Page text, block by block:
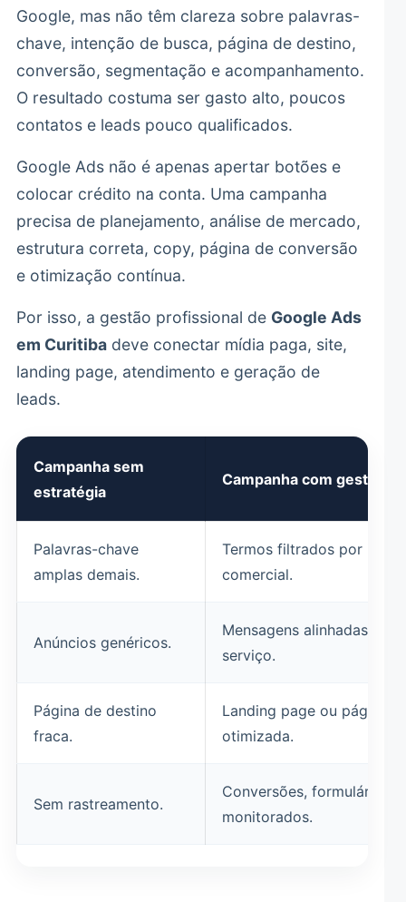
Google, mas não têm clareza sobre palavras-
chave, intenção de busca, página de destino,
conversão, segmentação e acompanhamento.
O resultado costuma ser gasto alto, poucos
contatos e leads pouco qualificados.
Google Ads não é apenas apertar botões e
colocar crédito na conta. Uma campanha
precisa de planejamento, análise de mercado,
estrutura correta, copy, página de conversão
e otimização contínua.
Por isso, a gestão profissional de Google Ads
em Curitiba deve conectar mídia paga, site,
landing page, atendimento e geração de
leads.
Campanha sem
estratégia
Campanha com gestão
Palavras-chave
amplas demais.
Termos filtrados por
comercial.
Anúncios genéricos.
Mensagens alinhadas à
serviço.
Página de destino
fraca.
Landing page ou página
otimizada.
Sem rastreamento.
Conversões, formulários
monitorados.